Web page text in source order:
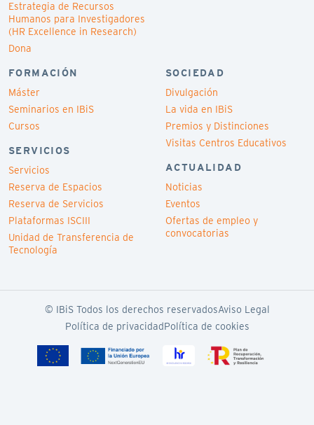
Estrategia de Recursos
Humanos para Investigadores
(HR Excellence in Research)
Dona
FORMACIÓN
Máster
Seminarios en IBiS
Cursos
SERVICIOS
Servicios
Reserva de Espacios
Reserva de Servicios
Plataformas ISCIII
Unidad de Transferencia de
Tecnología
SOCIEDAD
Divulgación
La vida en IBiS
Premios y Distinciones
Visitas Centros Educativos
ACTUALIDAD
Noticias
Eventos
Ofertas de empleo y
convocatorias
© IBiS Todos los derechos reservadosAviso Legal
Política de privacidadPolítica de cookies